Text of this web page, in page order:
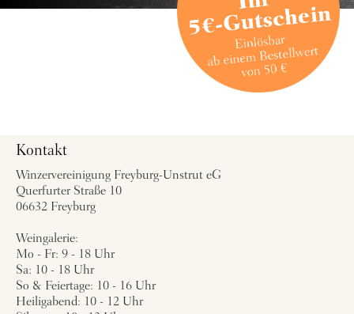
Kontakt
Winzervereinigung Freyburg-Unstrut eG
Querfurter Straße 10
06632 Freyburg
Weingalerie:
Mo - Fr: 9 - 18 Uhr
Sa: 10 - 18 Uhr
So & Feiertage: 10 - 16 Uhr
Heiligabend: 10 - 12 Uhr